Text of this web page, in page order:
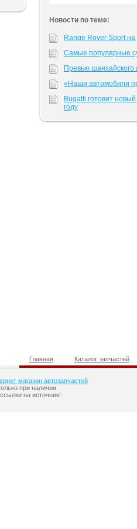
Новости по теме:
Range Rover Sport
Самые популярные
Превью шанхайского
«Наши автомобили
Bugatti готовит
году
Главная Каталог запчастей
магазин автозапчастей
при наличии
на источник!